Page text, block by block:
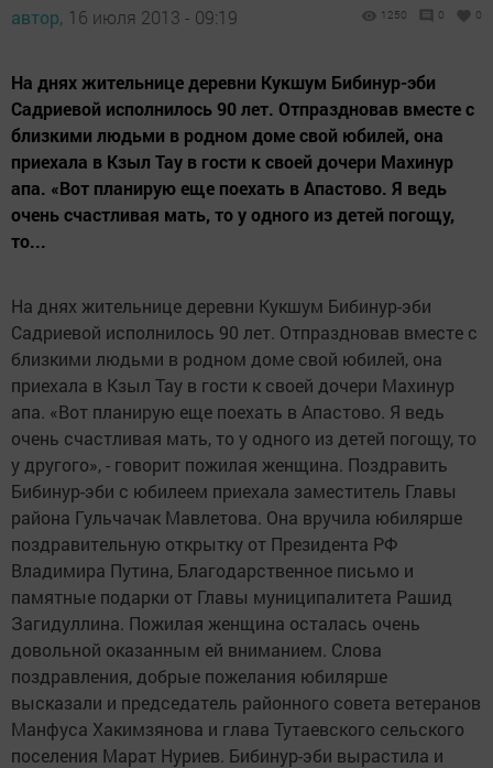
автор, 16 июля 2013 - 09:19 1250 0 0
На днях жительнице деревни Кукшум Бибинур-эби
Садриевой исполнилось 90 лет. Отпраздновав вместе с
близкими людьми в родном доме свой юбилей, она
приехала в Кзыл Тау в гости к своей дочери Махинур
апа. «Вот планирую еще поехать в Апастово. Я ведь
очень счастливая мать, то у одного из детей погощу,
то...
На днях жительнице деревни Кукшум Бибинур-эби
Садриевой исполнилось 90 лет. Отпраздновав вместе с
близкими людьми в родном доме свой юбилей, она
приехала в Кзыл Тау в гости к своей дочери Махинур
апа. «Вот планирую еще поехать в Апастово. Я ведь
очень счастливая мать, то у одного из детей погощу, то
у другого», - говорит пожилая женщина. Поздравить
Бибинур-эби с юбилеем приехала заместитель Главы
района Гульчачак Мавлетова. Она вручила юбилярше
поздравительную открытку от Президента РФ
Владимира Путина, Благодарственное письмо и
памятные подарки от Главы муниципалитета Рашид
Загидуллина. Пожилая женщина осталась очень
довольной оказанным ей вниманием. Слова
поздравления, добрые пожелания юбилярше
высказали и председатель районного совета ветеранов
Манфуса Хакимзянова и глава Тутаевского сельского
поселения Марат Нуриев. Бибинур-эби вырастила и